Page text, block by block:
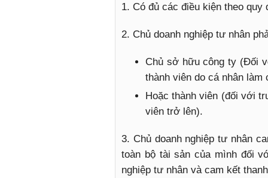
1. Có đủ các điều kiện theo quy
2. Chủ doanh nghiệp tư nhân
Chủ sở hữu công ty (Đối
thành viên do cá nhân làm
Hoặc thành viên (đối với
viên trở lên).
3. Chủ doanh nghiệp tư nhân
toàn bộ tài sản của mình đối
nghiệp tư nhân và cam kết